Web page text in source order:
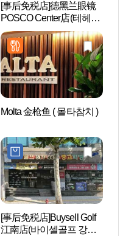
[事后免税店]德黑兰眼镜
POSCO Center店(테헤란
안경 포스코센터점)
Molta 金枪鱼 ( 몰타참치 )
[事后免税店]Buysell Golf
江南店(바이셀골프 강남